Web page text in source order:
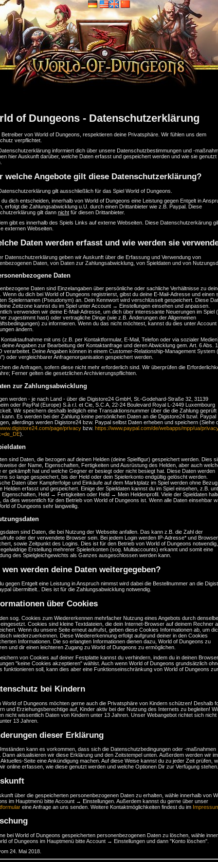
of Dungeons - Datenschutzerklärung
Betreiber von World of Dungeons, respektieren deine Privatsphäre. Wir fühlen uns dem
verpflichtet.
informiert dich über unsere Datenschutzbestimmungen und -
hier Auskunft darüber, welche Daten erfasst und gespeichert werden und wie sie genutzt
welche Angebote gilt diese Datenschutzerklärung?
gilt ausschließlich für das Spiel World of Dungeons.
du dich entscheiden, innerhalb von World of Dungeons eine Leistung gegen Entgelt in
erfolgt die Zahlungsabwicklung u.U. durch einen Drittanbieter wie z.B. Paypal. Diese
gilt dann nicht für diesen Drittanbieter.
gibt es innerhalb des Spiels Links auf externe Webseiten. Diese Datenschutzerkärung
externen Webseiten.
Daten werden erfasst und wie werden sie
Datenschutzerklärung geben wir Auskunft über die Erfassung und Verwendung von
Daten, von Daten zur Zahlungsabwicklung, von Spieldaten und von
Daten
Daten sind Einzelangaben über persönliche oder sachliche Verhältnisse zu
Wenn du dich bei World of Dungeons registrierst, gibst du deine E-Mail-Adresse und einen
Spielernamen (Pseudonym) an. Dein Kennwort wird verschlüsselt gespeichert. Diese
Zeitzone kannst du im Spiel unter Account → Einstellungen einsehen und anpassen.
verwenden wir deine E-Mail-Adresse, um dich über interessante Neuerungen im Spiel
zugestimmt hast) oder vertragliche Dinge (wie z.B. Änderungen der Allgemeinen
zu informieren. Wenn du das nicht möchtest, kannst du dies unter
ändern.
mit uns (z.B. per Kontaktformular, E-Mail, Telefon oder via sozialer
deine Angaben zur Bearbeitung der Kontaktanfrage und deren Abwicklung gem. Art. 6 Abs.
verarbeitet. Deine Angaben können in einem Customer-Relationship-Management System
oder vergleichbarer Anfragenorganisation gespeichert werden.
die Anfragen, sofern diese nicht mehr erforderlich sind. Wir überprüfen die
Ferner gelten die gesetzlichen Archivierungspflichten.
zur Zahlungsabwicklung
werden - je nach Land - über die Digistore24 GmbH, St.-Godehard-Straße 32, 31139
oder PayPal (Europe) S.à r.l. et Cie, S.C.A, 22-24 Boulevard Royal L-2449 Luxembourg
Wir speichern deshalb lediglich eine Transaktionsnummer über die die Zahlung geprüft
kann. Es werden bei der Zahlung keine persönlichen Daten an die Digistore24 bzwl. Paypal
allerdings werden Digistore24 bzw. Paypal selbst Daten erheben und speichern (Siehe
page/privacy bzw. https://www.paypal.com/de/webapps/mpp/ua/
).
sind Daten, die bezogen auf deinen Helden (deine Spielfigur) gespeichert werden. Dies
der Name, Eigenschaften, Fertigkeiten und Ausrüstung des Helden, aber auch
er gekämpft hat und welche Gegner er besiegt oder nicht besiegt hat. Diese Daten werden
so lange gespeichert, bis der Held oder dein Spielerkonto endgültig gelöscht werden.
Daten über Kampferfolge und Einkäufe auf dem Marktplatz im Spiel werden ohne
Helden erfasst und gespeichert. Einige der Spieldaten kannst du im Spiel einsehen, z.B.
Held → Fertigkeiten oder Held → Mein Heldenprofil. Viele der Spieldaten
da dies wesentlich für den Betrieb von World of Dungeons ist. Wenn alle Daten einsehbar
of Dungeons sehr langweilig.
sind Daten, die bei Nutzung der Webseite anfallen. Das kann z.B. die Zahl der
oder der verwendete Browser sein. Bei jedem Login werden IP-Adresse* und
sowie Zeitpunkt des Logins. Dies ist für den Betrieb von World of Dungeons
Erstellung mehrerer Spielerkonten (sog. Multiaccounts) erkannt und somit eine
des Spielgleichgewichts als Ganzes ausgeschlossen werden kann.
wen werden deine Daten weitergegeben?
gegen Entgelt eine Leistung in Anspruch nimmst wird dabei die Bestellnummer an die
übermittelt.. Dies ist für die Zahlungsabwicklung notwendig.
über Cookies
sog. Cookies zum Wiedererkennen mehrfacher Nutzung eines Angebots durch
Cookies sind kleine Textdateien, die dein Internet-Browser auf deinem Rechner
Wenn du unsere Seite erneut aufrufst, geben diese Cookies Informationen ab, um
wiederzuerkennen. Diese Wiedererkennung erfolgt aufgrund deiner in den Cookies
Informationen. Die so erlangten Informationen dienen dazu, World of Dungeons zu
und dir einen leichteren Zugang zu World of Dungeons zu ermöglichen.
von Cookies auf deiner Festplatte kannst du verhindern, indem du in deinen
"keine Cookies akzeptieren" wählst. Auch wenn World of Dungeons grundsätzlich
funktionieren soll, kann dies aber eine Funktionseinschränkung von World of Dungeons
bei Kindern
World of Dungeons möchten gerne auch die Privatsphäre von Kindern schützen! Deshalb
und Erziehungsberechtige auf, Kinder aktiv bei der Nutzung des Internets zu begleiten!
nicht wissentlich Daten von Kindern unter 13 Jahren. Unser Webangebot richtet sich nicht
13 Jahren.
dieser Erklärung
kann es vorkommen, dass sich die Datenschutzbedingungen oder -maßnahmen
Dann aktualisieren wir diese Erklärung und den Zeitstempel unten. Außerdem werden wir
Seite eine Ankündigung machen. Auf diese Weise kannst du zu jeder Zeit prüfen,
online erfassen, wie diese genutzt werden und welche Optionen Dir zur Verfügung stehen.
über die gespeicherten personenbezogenen Daten zu erhalten, wähle innerhalb von
im Hauptmenü bitte Account → Einstellungen. Außerdem kannst du gerne über unser
eine Anfrage an uns senden. Weitere Kontaktmöglichkeiten findest du im
bei World of Dungeons gespeicherten personenbezogenen Daten zu löschen, wähle
of Dungeons im Hauptmenü bitte Account → Einstellungen und dann "Konto löschen".
24. Mai 2018.